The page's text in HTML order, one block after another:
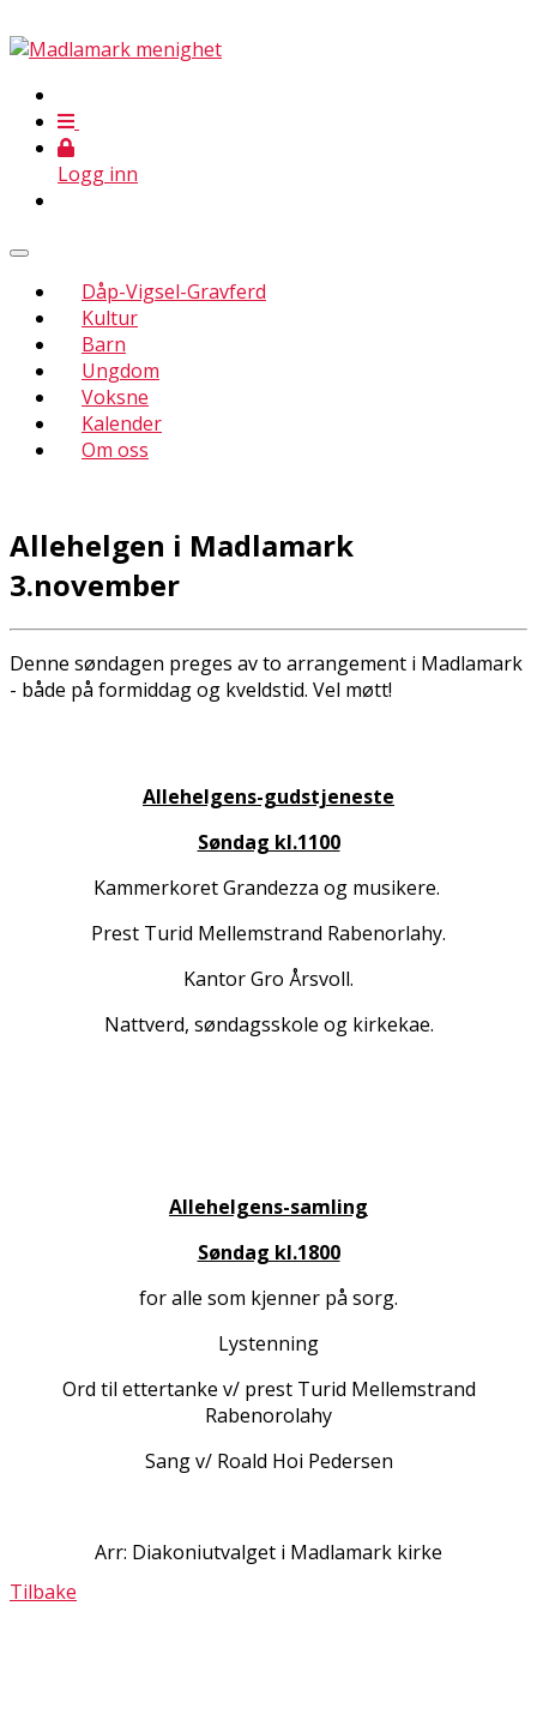
Logg inn
Dåp-Vigsel-Gravferd
Kultur
Barn
Ungdom
Voksne
Kalender
Om oss
Allehelgen i Madlamark
3.november
Denne søndagen preges av to arrangement i Madlamark
- både på formiddag og kveldstid. Vel møtt!
Allehelgens-gudstjeneste
Søndag kl.1100
Kammerkoret Grandezza og musikere.
Prest Turid Mellemstrand Rabenorlahy.
Kantor Gro Årsvoll.
Nattverd, søndagsskole og kirkekaffe.
Allehelgens-samling
Søndag kl.1800
for alle som kjenner på sorg.
Lystenning
Ord til ettertanke v/ prest Turid Mellemstrand
Rabenorolahy
Sang v/ Roald Hoi Pedersen
Arr: Diakoniutvalget i Madlamark kirke
Tilbake